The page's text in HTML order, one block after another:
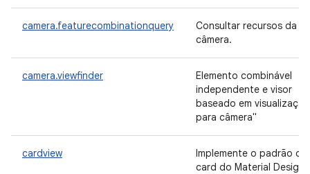
camera.featurecombinationquery
Consultar recursos da
câmera.
camera.viewfinder
Elemento combinável
independente e visor
baseado em visualização
para câmera"
cardview
Implemente o padrão de
card do Material Design,